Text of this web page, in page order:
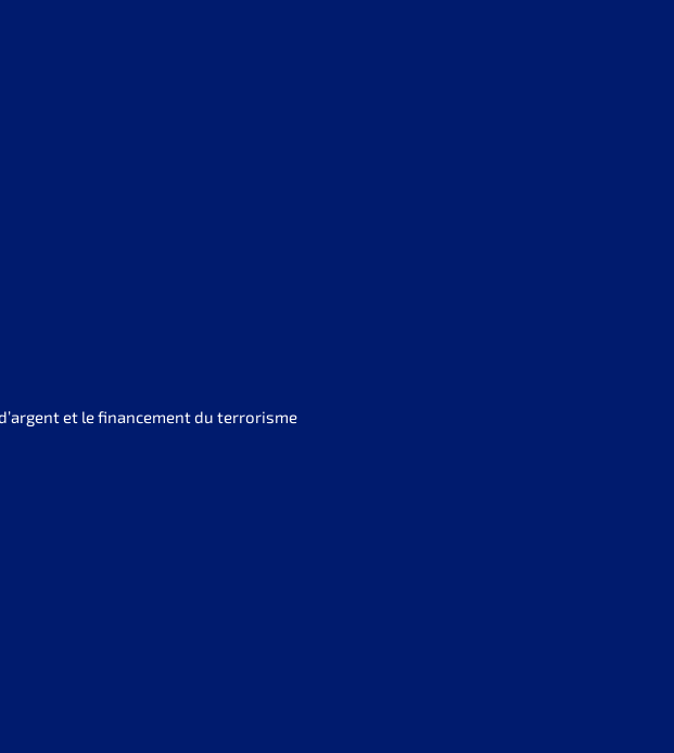
et le financement du terrorisme